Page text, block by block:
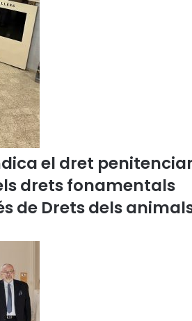
e
b
i
n
r
s
g
r
a
u
ï
s
el dret
drets fonamentals
de Drets dels